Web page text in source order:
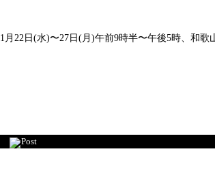
日(水)〜27日(月)午前9時半〜午後5時、和
Post